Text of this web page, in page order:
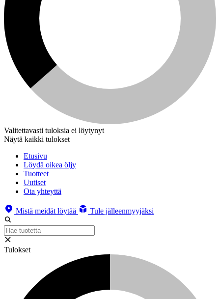
Valitettavasti tuloksia ei löytynyt
Näytä kaikki tulokset
Etusivu
Löydä oikea öljy
Tuotteet
Uutiset
Ota yhteyttä
Mistä meidät löytää Tule jälleenmyyjäksi
Tulokset